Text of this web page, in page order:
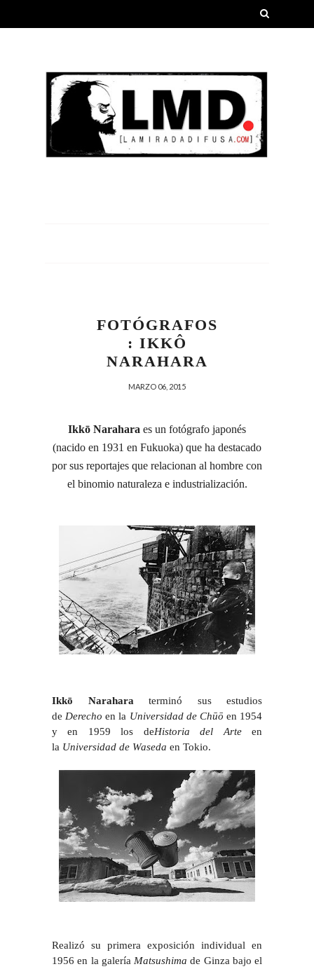
FOTÓGRAFOS
: IKKÔ
NARAHARA
MARZO 06, 2015
Ikkō Narahara es un fotógrafo japonés
(nacido en 1931 en Fukuoka) que ha destacado
por sus reportajes que relacionan al hombre con
el binomio naturaleza e industrialización.
Ikkō Narahara terminó sus estudios
de Derecho en la Universidad de Chūō en 1954
y en 1959 los deHistoria del Arteen
la Universidad de Waseda en Tokio.
Realizó su primera exposición individual en
1956 en la galería Matsushima de Ginza bajo el